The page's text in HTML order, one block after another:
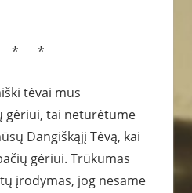
* *
tėvai mus
gėriui, tai neturėtume
Dangiškąjį Tėvą, kai
gėriui. Trūkumas
įrodymas, jog nesame